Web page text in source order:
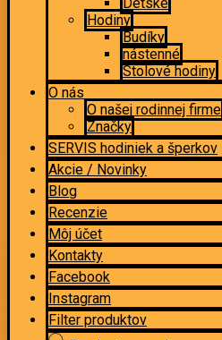
Hodiny
Budíky
nástenné
Stolové hodiny
O nás
O našej rodinnej firme
Značky
SERVIS hodiniek a šperkov
Akcie / Novinky
Blog
Recenzie
Môj účet
Kontakty
Facebook
Instagram
Filter produktov